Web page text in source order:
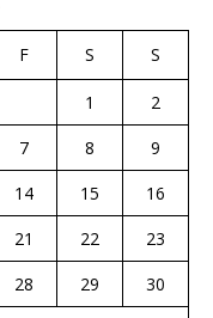
F S S
1
2
7 8
9
14 15
16
21 22
23
28 29
30